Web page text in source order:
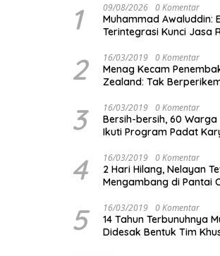
1 09/08/2026 0 Komentar
Muhammad Awaluddin:
Terintegrasi Kunci Jasa
2 16/03/2019 0 Komentar
Menag Kecam
Zealand: Tak
3 16/03/2019 0 Komentar
Bersih-bersih, 60 Warga
Ikuti Program Padat
4 16/03/2019 0 Komentar
2 Hari Hilang, Nelayan
Mengambang di Pantai
5 16/03/2019 0 Komentar
14 Tahun Terbunuhnya
Didesak Bentuk Tim